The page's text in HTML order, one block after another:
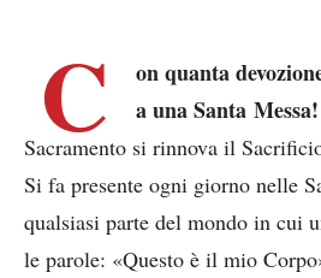
C
on quanta
a una Santa Messa!
Sacramento si rinnova il
Si fa presente ogni giorno nelle
qualsiasi parte del mondo in cui
le parole: «Questo è il mio